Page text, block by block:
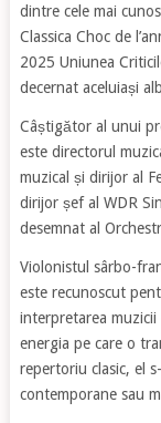
dintre cele mai
Classica Choc de
2025 Uniunea
decernat aceluiași
Câștigător al unui
este directorul
muzical și dirijor al
dirijor șef al WDR
desemnat al
Violonistul sârbo-
este recunoscut
interpretarea muzicii
energia pe care o
repertoriu clasic, el
contemporane sau